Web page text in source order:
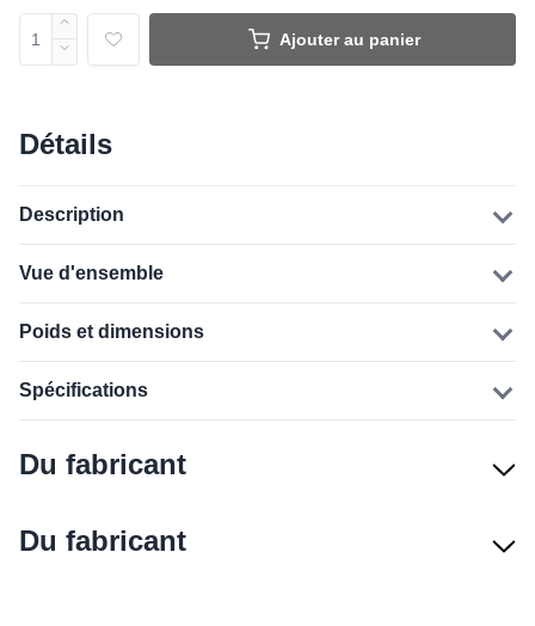
Ajouter au panier
Détails
Description
Vue d'ensemble
Poids et dimensions
Spécifications
Du fabricant
Du fabricant